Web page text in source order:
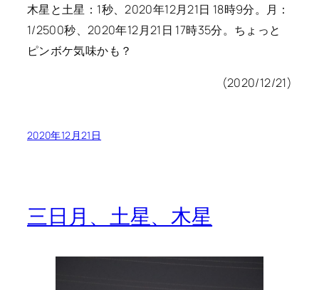
木星と土星：1秒、2020年12月21日 18時9分。月：
1/2500秒、2020年12月21日 17時35分。ちょっと
ピンボケ気味かも？
(2020/12/21)
2020年12月21日
三日月、土星、木星